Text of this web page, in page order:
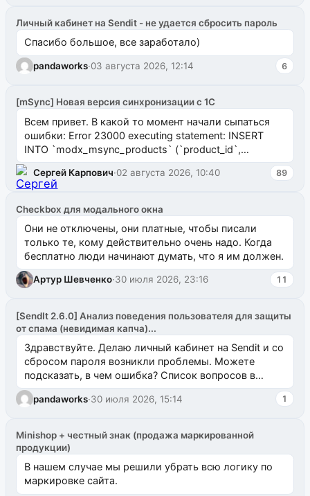
Личный кабинет на Sendit - не удается сбросить пароль
Спасибо большое, все заработало)
pandaworks·03 августа 2026, 12:14 6
[mSync] Новая версия синхронизации с 1С
Всем привет. В какой то момент начали сыпаться
ошибки: Error 23000 executing statement: INSERT
INTO `modx_msync_products` (`product_id`,
`uuid_1c`) VALUES ...
Сергей Карпович·02 августа 2026, 10:40 89
Checkbox для модального окна
Они не отключены, они платные, чтобы писали
только те, кому действительно очень надо. Когда
бесплатно люди начинают думать, что я им должен.
Артур Шевченко·30 июля 2026, 23:16 11
[SendIt 2.6.0] Анализ поведения пользователя для защиты
от спама (невидимая капча)...
Здравствуйте. Делаю личный кабинет на Sendit и со
сбросом пароля возникли проблемы. Можете
подсказать, в чем ошибка? Список вопросов в
одноименном разделе на modx.pro пока пуст, и,...
pandaworks·30 июля 2026, 15:14 1
Minishop + честный знак (продажа маркированной
продукции)
В нашем случае мы решили убрать всю логику по
маркировке сайта.